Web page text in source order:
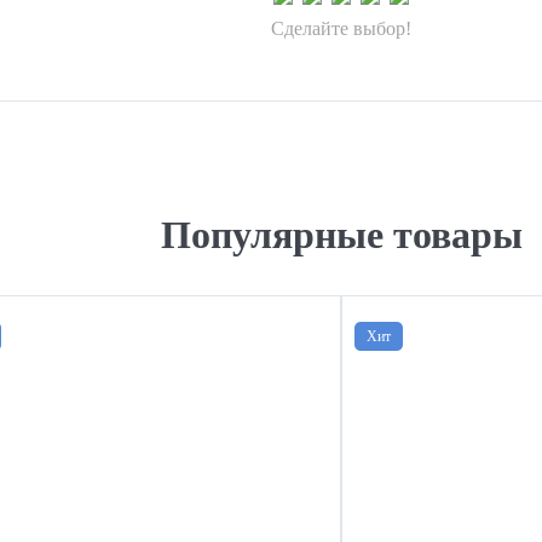
Сделайте выбор!
Популярные товары
Хит